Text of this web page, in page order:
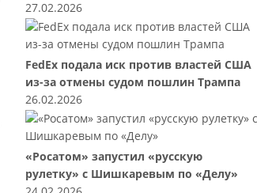
27.02.2026
FedEx подала иск против властей США
из-за отмены судом пошлин Трампа
26.02.2026
«Росатом» запустил «русскую
рулетку» с Шишкаревым по «Делу»